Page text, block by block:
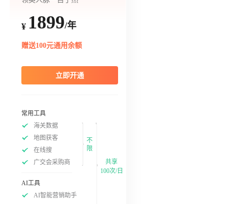
¥ 1899/年
赠送100元通用余额
立即开通
常用工具
海关数据
地图获客
在线搜
广交会采购商
不
限
AI工具
AI智能营销助手
共享
100次/日